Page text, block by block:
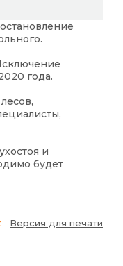
года.
и
будет
Версия для печати